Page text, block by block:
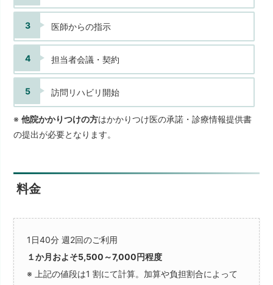
医師からの指示
担当者会議・契約
訪問リハビリ開始
※他院かかりつけの方はかかりつけ医の承諾・診療情報提供書
の提出が必要となります。
料金
1日40分 週2回のご利用
１か月およそ5,500～7,000円程度
※ 上記の値段は1 割にて計算。加算や負担割合によって